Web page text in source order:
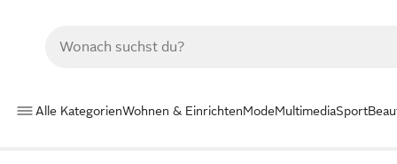
Alle KategorienWohnen & EinrichtenModeMultimediaSport